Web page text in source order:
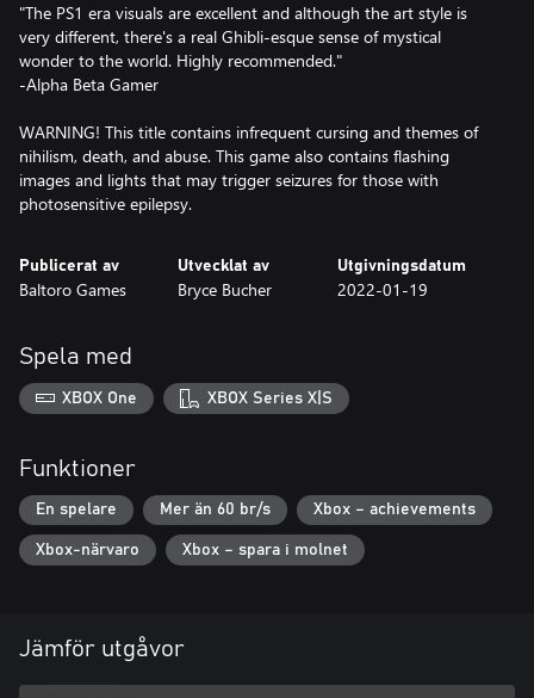
"The PS1 era visuals are excellent and although the art style is
very different, there's a real Ghibli-esque sense of mystical
wonder to the world. Highly recommended."
-Alpha Beta Gamer
WARNING! This title contains infrequent cursing and themes of
nihilism, death, and abuse. This game also contains flashing
images and lights that may trigger seizures for those with
Publicerat av
Baltoro Games
Utvecklat av
Bryce Bucher
Utgivningsdatum
2022-01-19
Spela med
XBOX One XBOX Series X|S
Funktioner
En spelare Mer än 60 br/s Xbox – achievements
Xbox-närvaro Xbox – spara i molnet
Jämför utgåvor